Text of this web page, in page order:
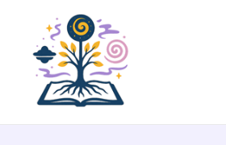
contenu